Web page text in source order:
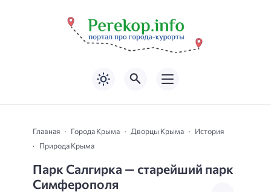
Главная Города Крыма Дворцы Крыма
История
Природа Крыма
Парк Салгирка — старейший парк
Симферополя